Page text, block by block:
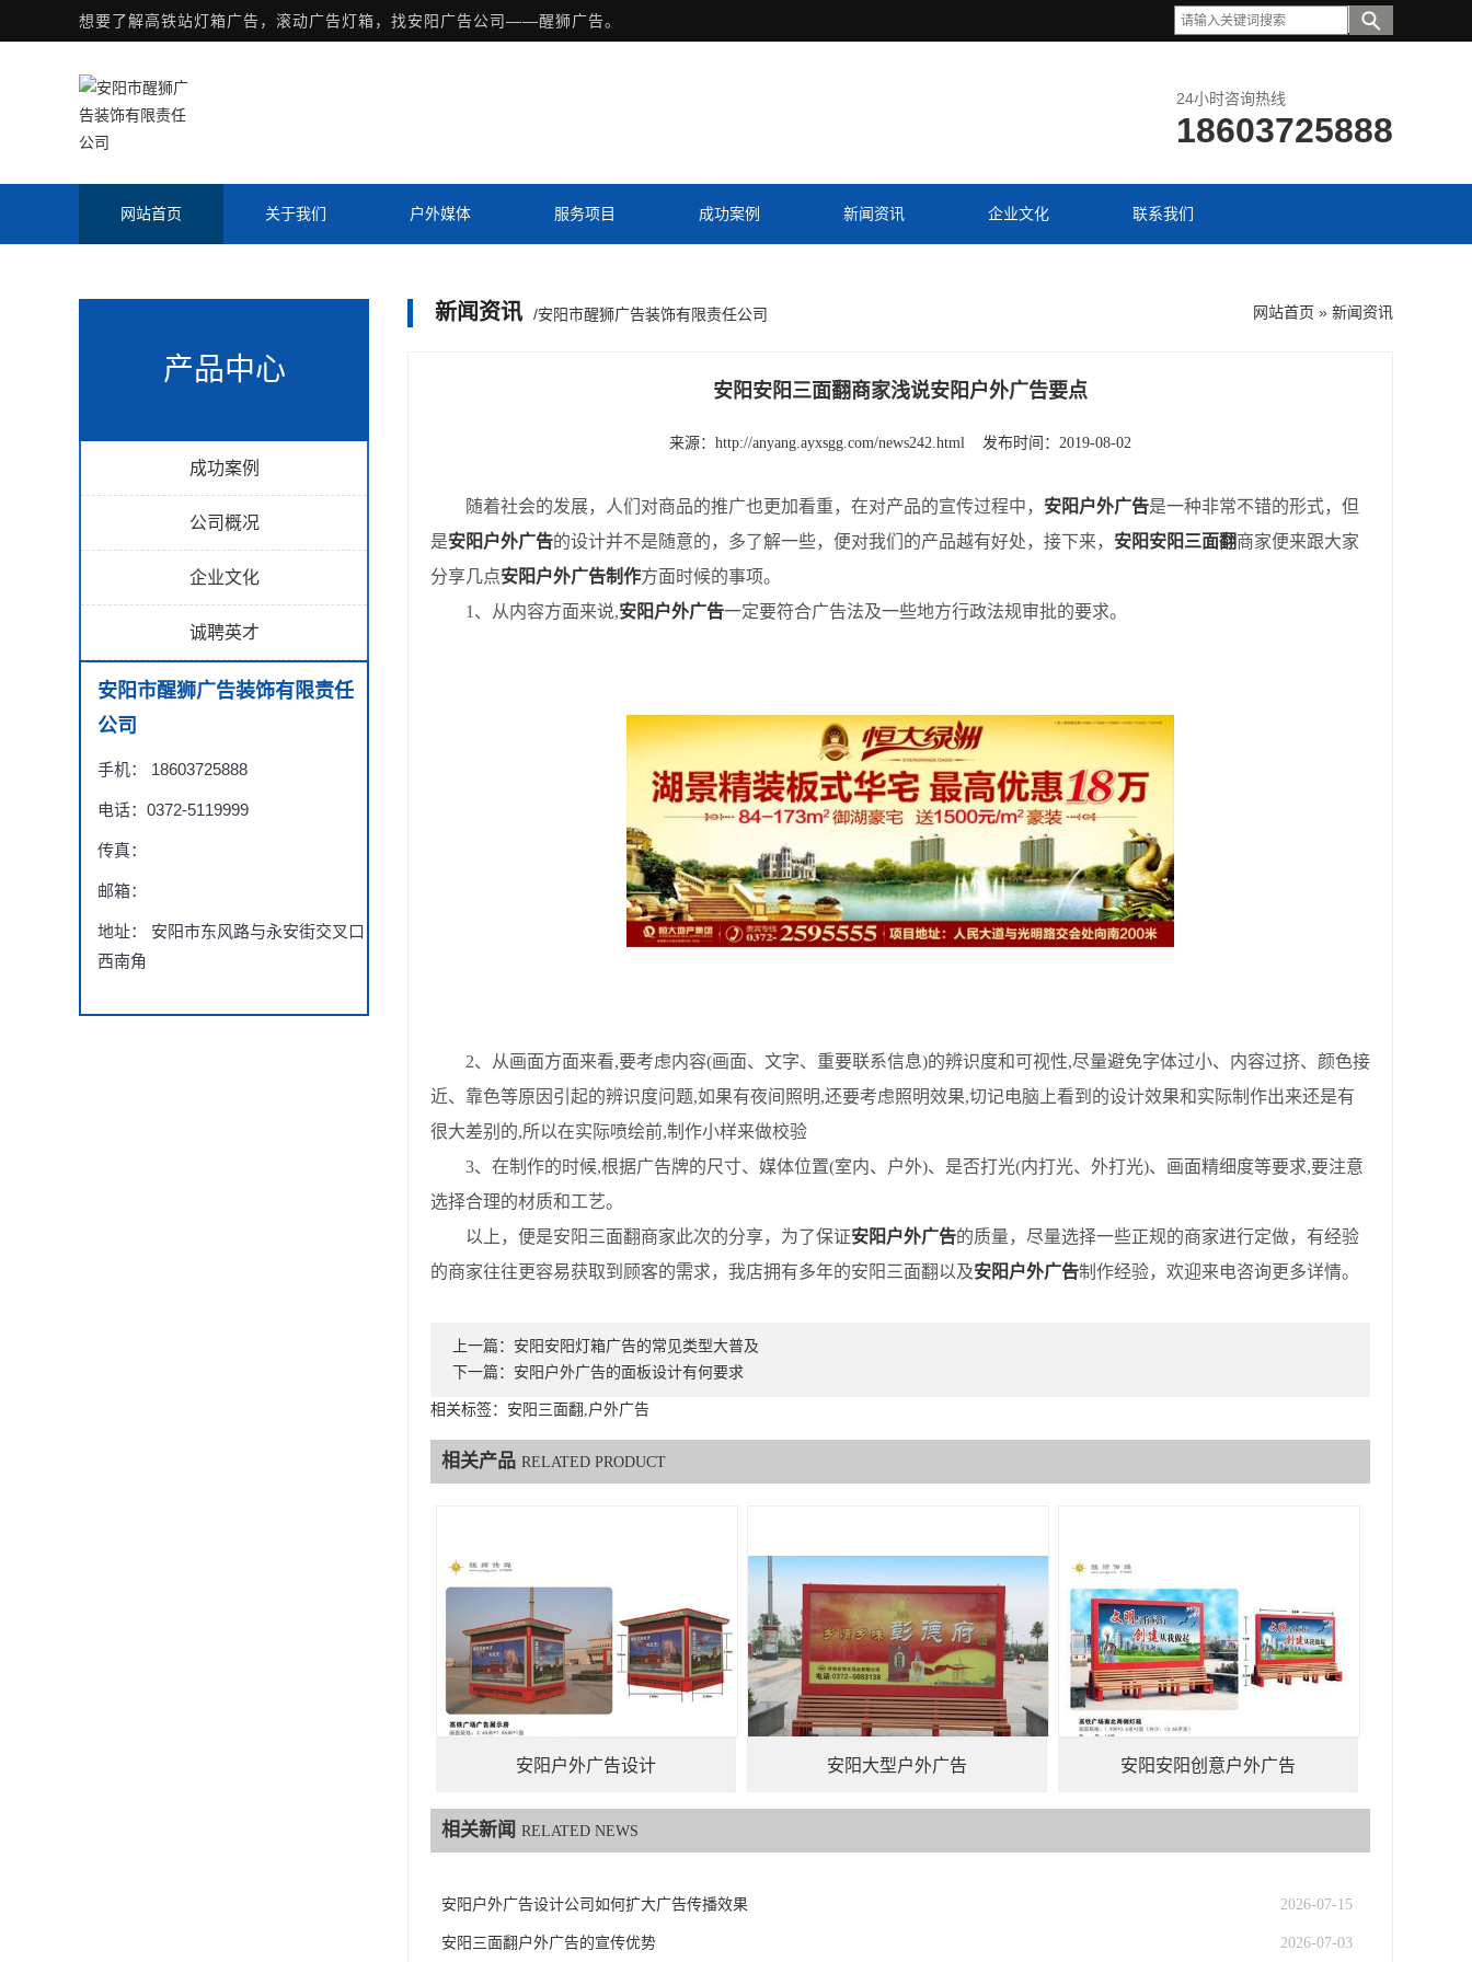
想要了解高铁站灯箱广告，滚动广告灯箱，找安阳广告公司——醒狮广告。
24小时咨询热线
18603725888
网站首页 关于我们 户外媒体 服务项目 成功案例 新闻资讯 企业文化 联系我们
产品中心
成功案例
公司概况
企业文化
诚聘英才
安阳市醒狮广告装饰有限责任
公司
手机： 18603725888
电话：0372-5119999
传真：
邮箱：
地址： 安阳市东风路与永安街交叉口
西南角
新闻资讯 /安阳市醒狮广告装饰有限责任公司 网站首页 » 新闻资讯
安阳安阳三面翻商家浅说安阳户外广告要点
来源： http://anyang.ayxsgg.com/news242.html 发布时间：2019-08-02
随着社会的发展，人们对商品的推广也更加看重，在对产品的宣传过程中， 安阳户外广告是一种非常不错的形式，但
是安阳户外广告的设计并不是随意的，多了解一些，便对我们的产品越有好处，接下来， 安阳安阳三面翻商家便来跟大家
分享几点安阳户外广告制作方面时候的事项。
1、从内容方面来说,安阳户外广告一定要符合广告法及一些地方行政法规审批的要求。
2、从画面方面来看,要考虑内容(画面、文字、重要联系信息)的辨识度和可视性,尽量避免字体过小、内容过挤、颜色接
近、靠色等原因引起的辨识度问题,如果有夜间照明,还要考虑照明效果,切记电脑上看到的设计效果和实际制作出来还是有
很大差别的,所以在实际喷绘前,制作小样来做校验
3、在制作的时候,根据广告牌的尺寸、媒体位置(室内、户外)、是否打光(内打光、外打光)、画面精细度等要求,要注意
选择合理的材质和工艺。
以上，便是安阳三面翻商家此次的分享，为了保证安阳户外广告的质量，尽量选择一些正规的商家进行定做，有经验
的商家往往更容易获取到顾客的需求，我店拥有多年的安阳三面翻以及安阳户外广告制作经验，欢迎来电咨询更多详情。
上一篇： 安阳安阳灯箱广告的常见类型大普及
下一篇： 安阳户外广告的面板设计有何要求
相关标签：安阳三面翻,户外广告
相关产品 RELATED PRODUCT
安阳户外广告设计 安阳大型户外广告 安阳安阳创意户外广告
相关新闻 RELATED NEWS
安阳户外广告设计公司如何扩大广告传播效果 2026-07-15
安阳三面翻户外广告的宣传优势 2026-07-03